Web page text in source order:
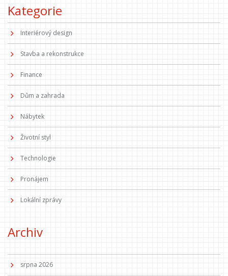
Kategorie
Interiérový design
Stavba a rekonstrukce
Finance
Dům a zahrada
Nábytek
Životní styl
Technologie
Pronájem
Lokální zprávy
Archiv
srpna 2026